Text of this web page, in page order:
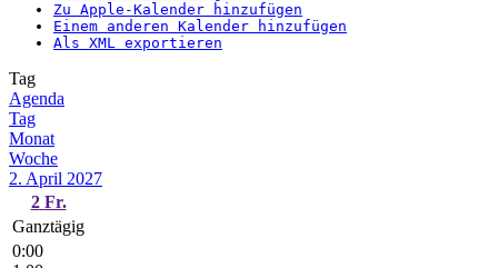
Zu Apple-Kalender hinzufügen
Einem anderen Kalender hinzufügen
Als XML exportieren
Tag
Agenda
Tag
Monat
Woche
2. April 2027
2 Fr.
Ganztägig
0:00